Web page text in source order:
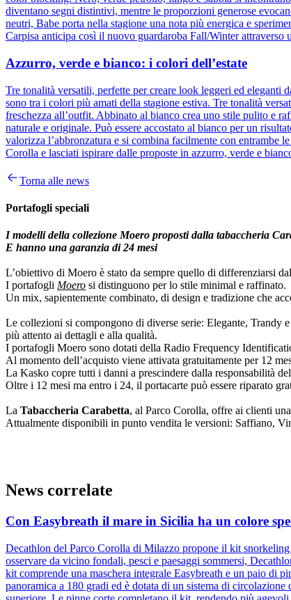
diventano segni distintivi, mentre le proporzioni generose
neutri, Babe porta nella stagione una nota più energica e
Carpisa anticipa così il nuovo guardaroba Fall/Winter
Azzurro, verde e bianco: i colori dell’estate
Tre tonalità versatili, perfette per creare look leggeri ed
sono tra i colori più amati della stagione estiva. Tre tonalità
freschezza all’outfit. Abbinato al bianco crea uno stile pulito e
naturale e originale. Può essere accostato al bianco per un
valorizza l’abbronzatura e si combina facilmente con
Corolla e lasciati ispirare dalle proposte in azzurro, verde e
Torna alle news
Portafogli speciali
I modelli della collezione Moero proposti dalla tabaccheria
E hanno una garanzia di 24 mesi
L’obiettivo di Moero è stato da sempre quello di differenziarsi
I portafogli Moero si distinguono per lo stile minimal e raffinato.
Un mix, sapientemente combinato, di design e tradizione che
Le collezioni si compongono di diverse serie: Elegante, Trandy
più attento ai dettagli e alla qualità.
I portafogli Moero sono dotati della Radio Frequency
Al momento dell’acquisto viene attivata gratuitamente per 12
La Kasko copre tutti i danni a prescindere dalla responsabilità
Oltre i 12 mesi ma entro i 24, il portacarte può essere riparato
La Tabaccheria Carabetta, al Parco Corolla, offre ai clienti
Attualmente disponibili in punto vendita le versioni: Saffiano,
News correlate
Con Easybreath il mare in Sicilia ha un colore
Decathlon del Parco Corolla di Milazzo propone il kit
osservare da vicino fondali, pesci e paesaggi sommersi,
kit comprende una maschera integrale Easybreath e un paio di
panoramica a 180 gradi ed è dotata di un sistema di